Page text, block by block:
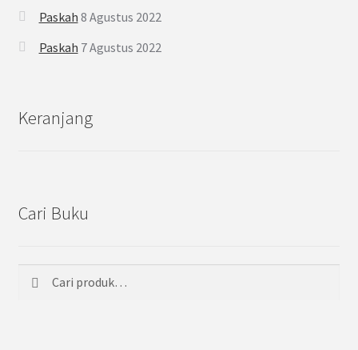
Paskah 8 Agustus 2022
Paskah 7 Agustus 2022
Keranjang
Cari Buku
Pencarian